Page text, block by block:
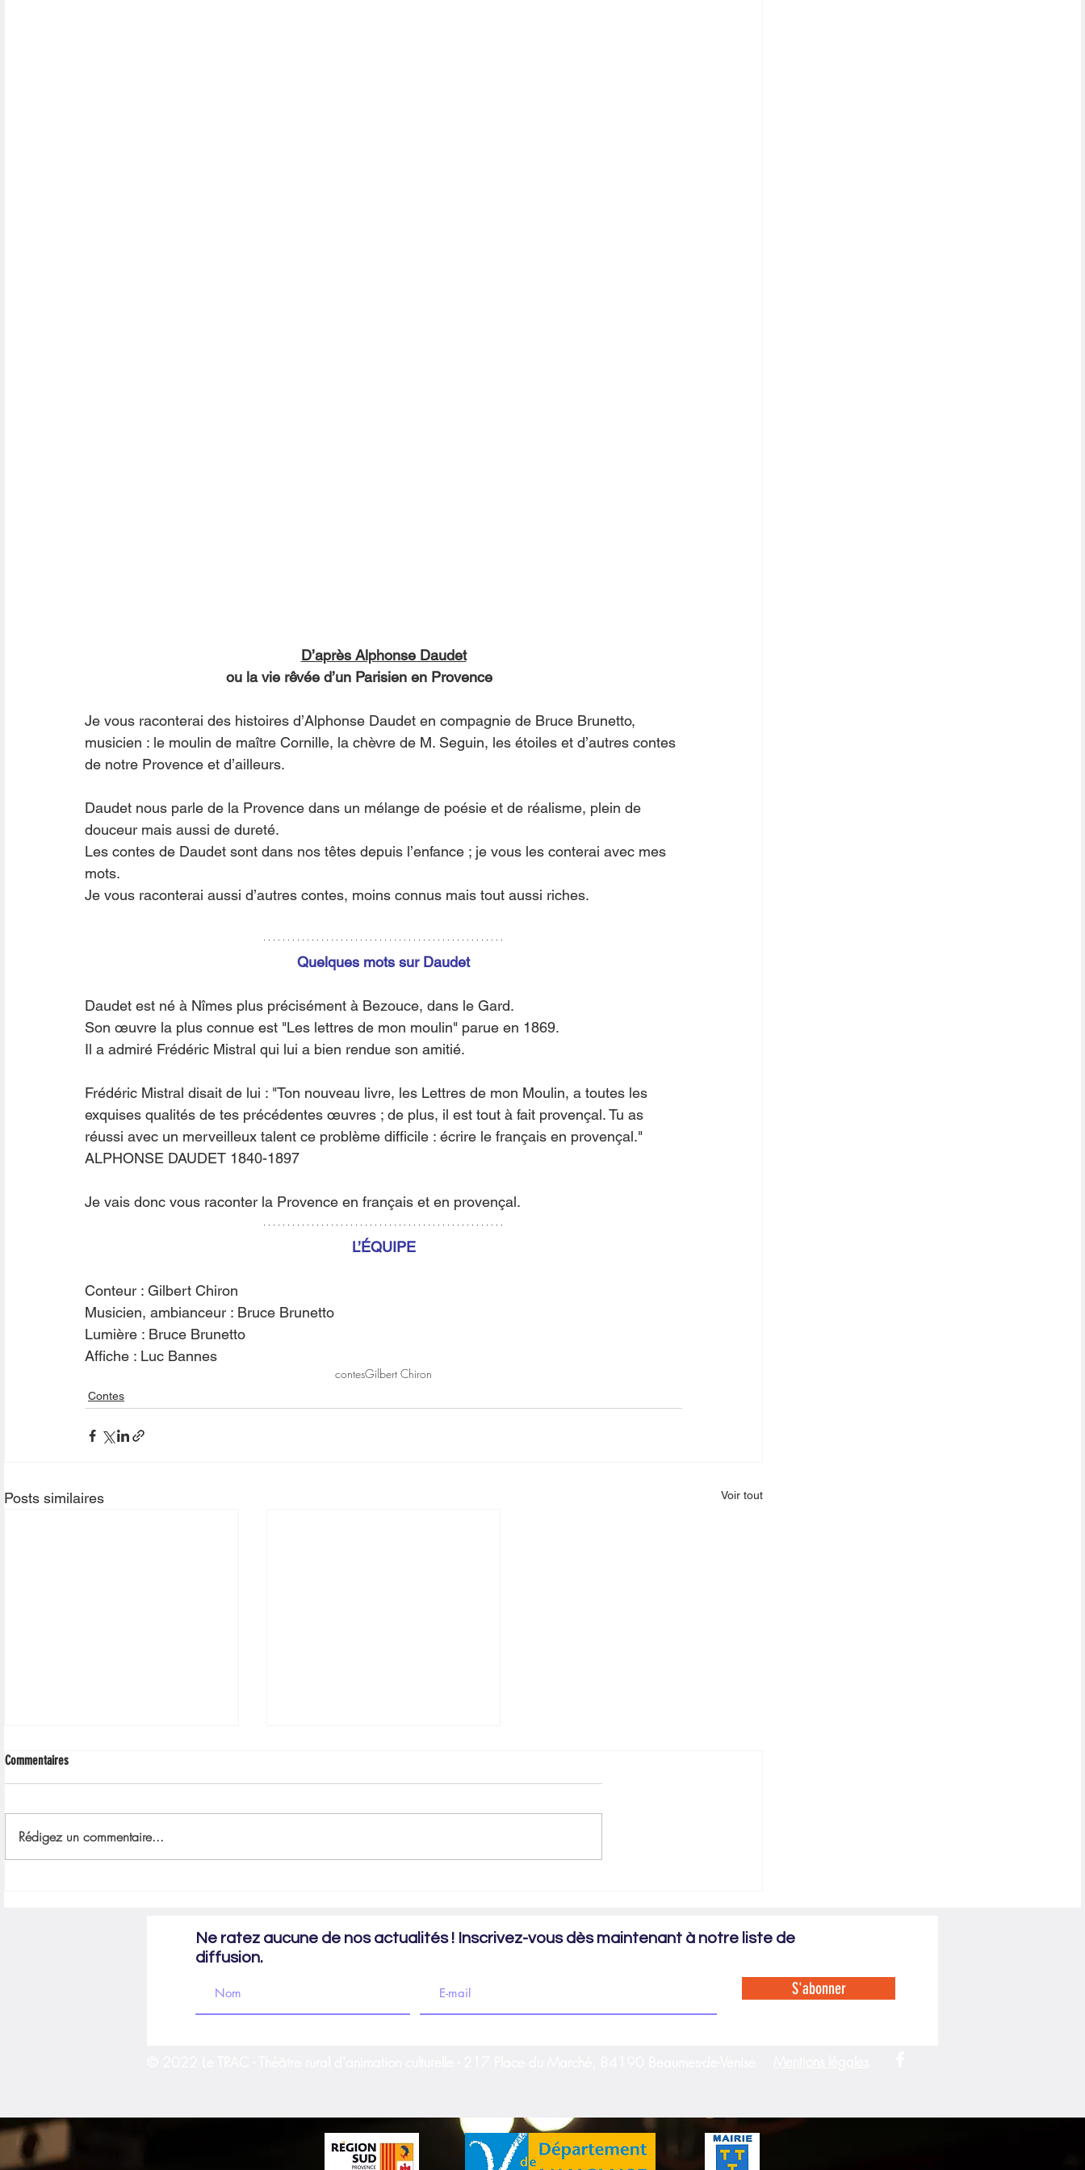
D’après Alphonse Daudet
                                   ou la vie rêvée d’un Parisien en Provence
Je vous raconterai des histoires d’Alphonse Daudet en compagnie de Bruce Brunetto,
musicien : le moulin de maître Cornille, la chèvre de M. Seguin, les étoiles et d’autres contes
de notre Provence et d’ailleurs.
Daudet nous parle de la Provence dans un mélange de poésie et de réalisme, plein de
douceur mais aussi de dureté.
Les contes de Daudet sont dans nos têtes depuis l’enfance ; je vous les conterai avec mes
mots.
Je vous raconterai aussi d’autres contes, moins connus mais tout aussi riches.
Quelques mots sur Daudet
Daudet est né à Nîmes plus précisément à Bezouce, dans le Gard.
Son œuvre la plus connue est "Les lettres de mon moulin" parue en 1869.
Il a admiré Frédéric Mistral qui lui a bien rendue son amitié.
Frédéric Mistral disait de lui : "Ton nouveau livre, les Lettres de mon Moulin, a toutes les
exquises qualités de tes précédentes œuvres ; de plus, il est tout à fait provençal. Tu as
réussi avec un merveilleux talent ce problème difficile : écrire le français en provençal."
ALPHONSE DAUDET 1840-1897
Je vais donc vous raconter la Provence en français et en provençal.
L’ÉQUIPE
Conteur : Gilbert Chiron
Musicien, ambianceur : Bruce Brunetto
Lumière : Bruce Brunetto
Affiche : Luc Bannes
contesGilbert Chiron
Contes
Posts similaires Voir tout
Emma, l'aventurière des Alpilles
Commentaires
Rédigez un commentaire...
Ne ratez aucune de nos actualités ! Inscrivez-vous dès maintenant à notre liste de
diffusion.
S'abonner